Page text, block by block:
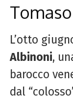
L’otto
Albinoni,
barocco
dal